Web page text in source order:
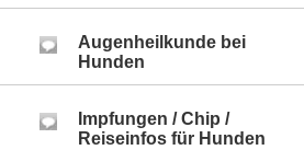
Augenheilkunde bei
Hunden
Impfungen / Chip /
Reiseinfos für Hunden